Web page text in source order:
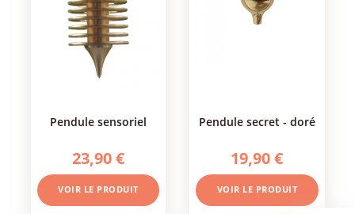
pendule sensoriel
23,90 €
VOIR LE PRODUIT
pendule secret - doré
19,90 €
VOIR LE PRODUIT